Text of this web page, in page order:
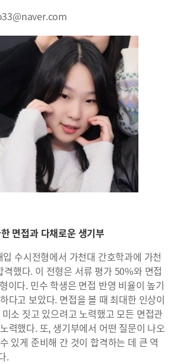
면접과 다채로운 생기부
수시전형에서 가천대 간호학과에 가천
격했다. 이 전형은 서류 평가 50%와 면접
이다. 민수 학생은 면접 반영 비율이 높기
다고 보았다. 면접을 볼 때 최대한 인상이
소 짓고 있으려고 노력했고 모든 면접관
력했다. 또, 생기부에서 어떤 질문이 나오
있게 준비해 간 것이 합격하는 데 큰 역
.